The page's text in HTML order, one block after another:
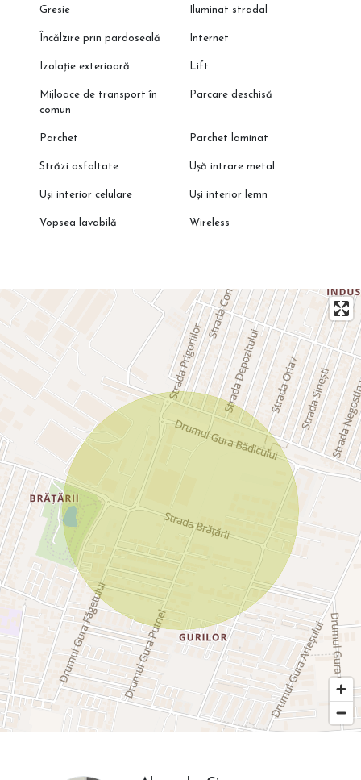
Gresie Iluminat stradal
Încălzire prin pardoseală Internet
Izolație exterioară Lift
Mijloace de transport în
comun
Parcare deschisă
Parchet Parchet laminat
Străzi asfaltate Ușă intrare metal
Uși interior celulare Uși interior lemn
Vopsea lavabilă Wireless